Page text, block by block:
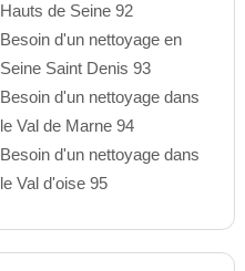
Hauts de Seine 92
Besoin d'un nettoyage en
Seine Saint Denis 93
Besoin d'un nettoyage dans
le Val de Marne 94
Besoin d'un nettoyage dans
le Val d'oise 95